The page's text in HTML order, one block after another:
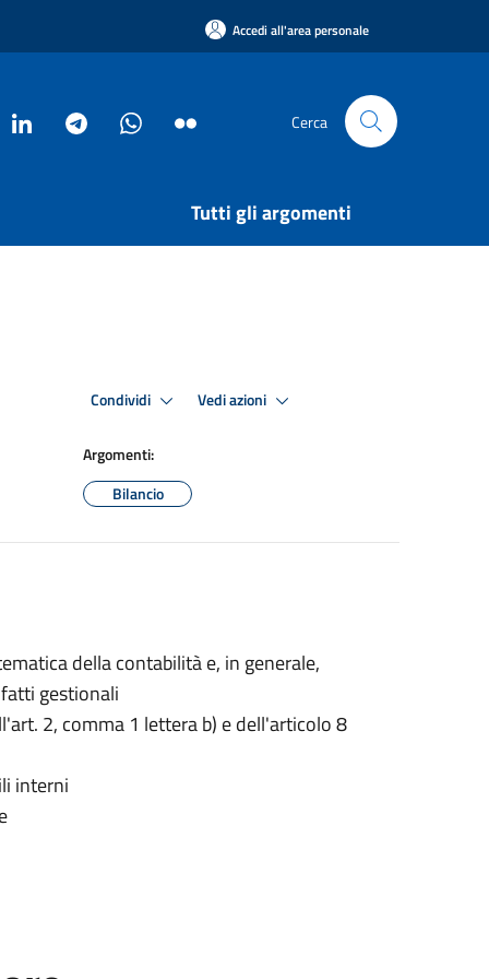
Accedi all'area personale
Cerca
Tutti gli argomenti
Condividi Vedi azioni
Argomenti:
Bilancio
della contabilità e, in generale,
gestionali
2, comma 1 lettera b) e dell'articolo 8
interni